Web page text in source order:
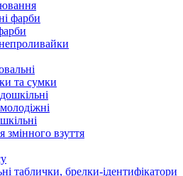
фарби
та сумки
змінного взуття
таблички, брелки-ідентифікатори